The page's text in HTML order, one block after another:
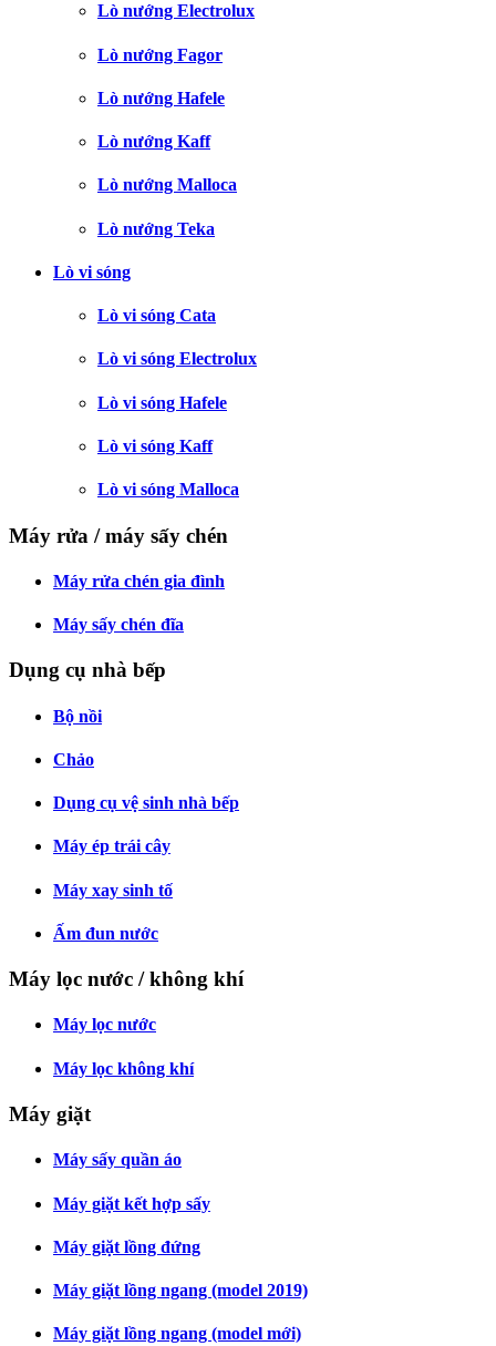
Lò nướng Electrolux
Lò nướng Fagor
Lò nướng Hafele
Lò nướng Kaff
Lò nướng Malloca
Lò nướng Teka
Lò vi sóng
Lò vi sóng Cata
Lò vi sóng Electrolux
Lò vi sóng Hafele
Lò vi sóng Kaff
Lò vi sóng Malloca
Máy rửa / máy sấy chén
Máy rửa chén gia đình
Máy sấy chén đĩa
Dụng cụ nhà bếp
Bộ nồi
Chảo
Dụng cụ vệ sinh nhà bếp
Máy ép trái cây
Máy xay sinh tố
Ấm đun nước
Máy lọc nước / không khí
Máy lọc nước
Máy lọc không khí
Máy giặt
Máy sấy quần áo
Máy giặt kết hợp sấy
Máy giặt lồng đứng
Máy giặt lồng ngang (model 2019)
Máy giặt lồng ngang (model mới)